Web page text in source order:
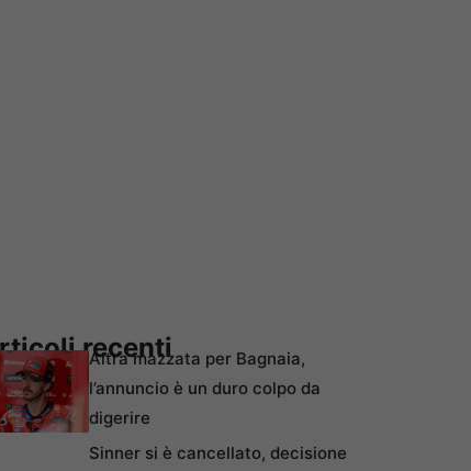
recenti
Altra mazzata per Bagnaia,
l’annuncio è un duro colpo da
digerire
Sinner si è cancellato, decisione